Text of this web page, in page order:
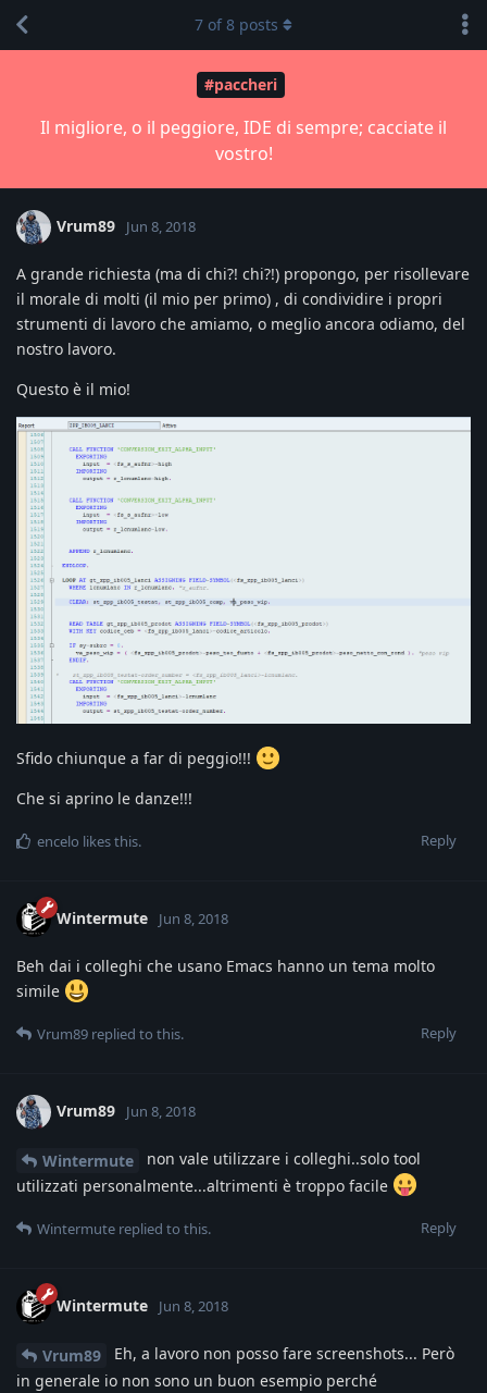
#paccheri
Il migliore, o il peggiore, IDE di sempre; cacciate il
vostro!
7 of8 posts
Vrum89 Jun 8, 2018
A grande richiesta (ma di chi?! chi?!) propongo, per risollevare
il morale di molti (il mio per primo) , di condividire i propri
strumenti di lavoro che amiamo, o meglio ancora odiamo, del
nostro lavoro.
Questo è il mio!
Sfido chiunque a far di peggio!!!
Che si aprino le danze!!!
Reply
encelo likes this.
Wintermute Jun 8, 2018
Beh dai i colleghi che usano Emacs hanno un tema molto
simile
Reply
Vrum89 replied to this.
Vrum89 Jun 8, 2018
Wintermute
non vale utilizzare i colleghi..solo tool
utilizzati personalmente...altrimenti è troppo facile
Reply
Wintermute replied to this.
Wintermute Jun 8, 2018
Vrum89
Eh, a lavoro non posso fare screenshots... Però
in generale io non sono un buon esempio perché